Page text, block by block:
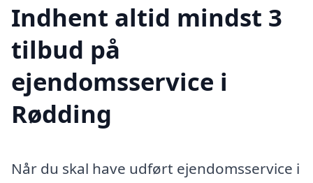
Indhent altid mindst 3
tilbud på
ejendomsservice i
Rødding
Når du skal have udført ejendomsservice i